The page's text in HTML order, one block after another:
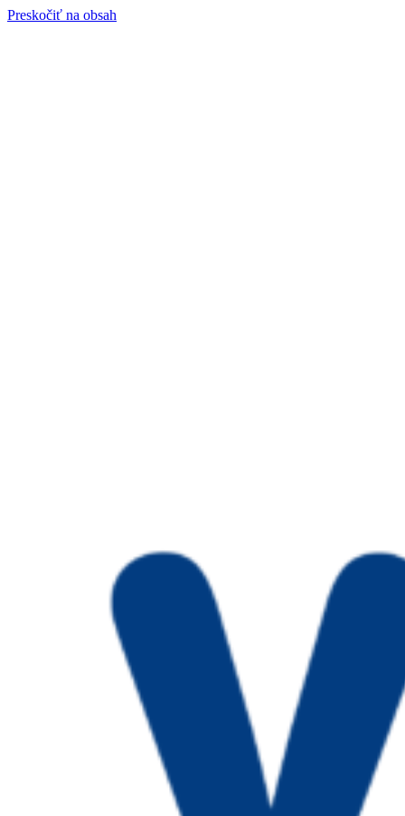
Preskočiť na obsah